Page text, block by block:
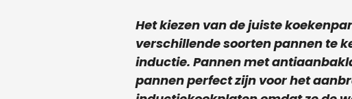
Het kiezen van de juiste
verschillende soorten pannen te
inductie. Pannen met
pannen perfect zijn voor het